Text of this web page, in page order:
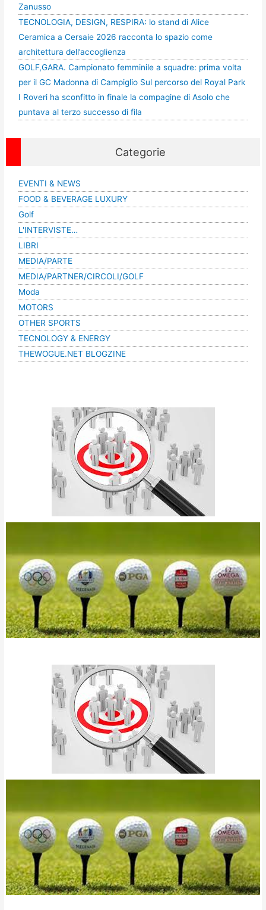
Zanusso
TECNOLOGIA, DESIGN, RESPIRA: lo stand di Alice
Ceramica a Cersaie 2026 racconta lo spazio come
architettura dell’accoglienza
GOLF,GARA. Campionato femminile a squadre: prima volta
per il GC Madonna di Campiglio Sul percorso del Royal Park
I Roveri ha sconfitto in finale la compagine di Asolo che
puntava al terzo successo di fila
Categorie
EVENTI & NEWS
FOOD & BEVERAGE LUXURY
Golf
L'INTERVISTE…
LIBRI
MEDIA/PARTE
MEDIA/PARTNER/CIRCOLI/GOLF
Moda
MOTORS
OTHER SPORTS
TECNOLOGY & ENERGY
THEWOGUE.NET BLOGZINE